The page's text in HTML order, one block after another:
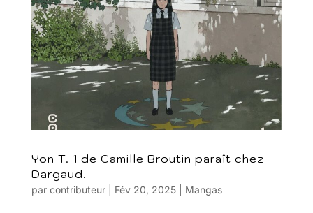
Yon T. 1 de Camille Broutin paraît chez
Dargaud.
par contributeur| Fév 20, 2025| Mangas